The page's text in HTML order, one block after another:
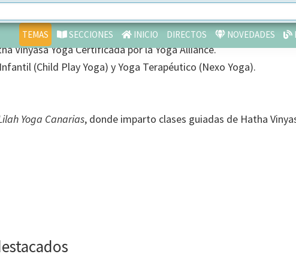
TEMAS SECCIONES INICIO DIRECTOS NOVEDADES
Vinyasa Yoga Certificada por la Yoga Alliance.
(Child Play Yoga) y Yoga Terapéutico (Nexo Yoga).
Yoga Canarias, donde imparto clases guiadas de Hatha